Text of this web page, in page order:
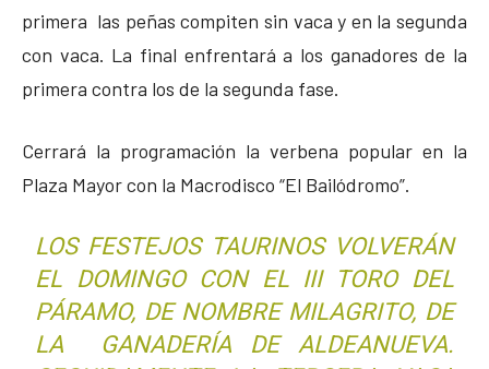
primera las peñas compiten sin vaca y en la segunda
con vaca. La final enfrentará a los ganadores de la
primera contra los de la segunda fase.
Cerrará la programación la verbena popular en la
Plaza Mayor con la Macrodisco “El Bailódromo”.
LOS FESTEJOS TAURINOS VOLVERÁN
EL DOMINGO CON EL III TORO DEL
PÁRAMO, DE NOMBRE MILAGRITO, DE
LA GANADERÍA DE ALDEANUEVA.